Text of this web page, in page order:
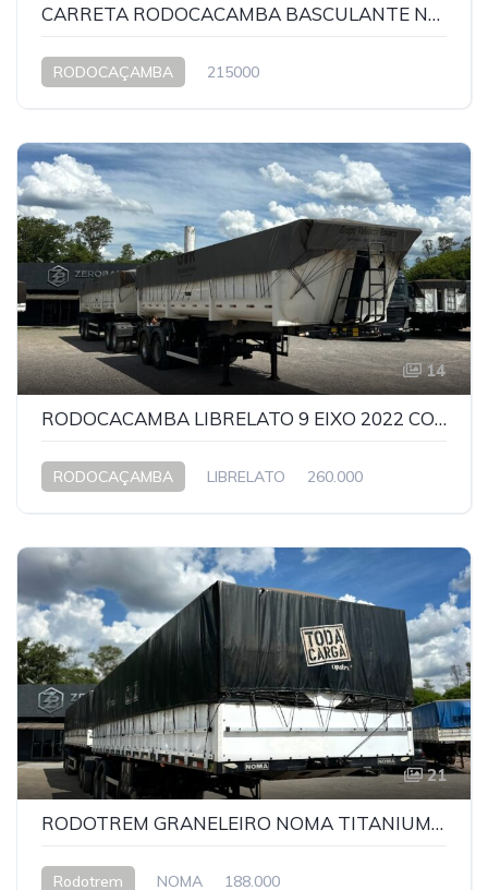
CARRETA RODOCACAMBA BASCULANTE NOMA 2022 COM PNEUS
RODOCAÇAMBA 215000
14
RODOCACAMBA LIBRELATO 9 EIXO 2022 COM PNEUS
RODOCAÇAMBA LIBRELATO 260.000
21
RODOTREM GRANELEIRO NOMA TITANIUM 2022
Rodotrem NOMA 188.000